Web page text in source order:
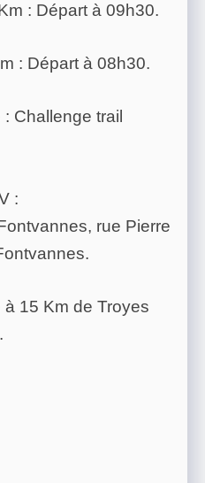
: Départ à 09h30.
: Départ à 08h30.
Challenge trail
:
rue Pierre
15 Km de Troyes